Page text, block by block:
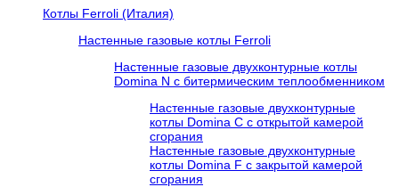
Котлы Ferroli (Италия)
Настенные газовые котлы Ferroli
Настенные газовые двухконтурные котлы
Domina N с битермическим теплообменником
Настенные газовые двухконтурные
котлы Domina C с открытой камерой
сгорания
Настенные газовые двухконтурные
котлы Domina F с закрытой камерой
сгорания